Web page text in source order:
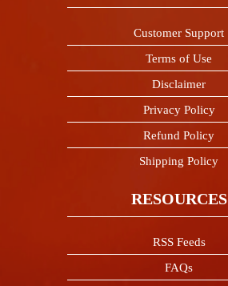
Customer Support
Terms of Use
Disclaimer
Privacy Policy
Refund Policy
Shipping Policy
RESOURCES
RSS Feeds
FAQs